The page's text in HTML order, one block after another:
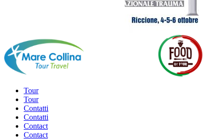
Tour
Tour
Contatti
Contatti
Contact
Contact